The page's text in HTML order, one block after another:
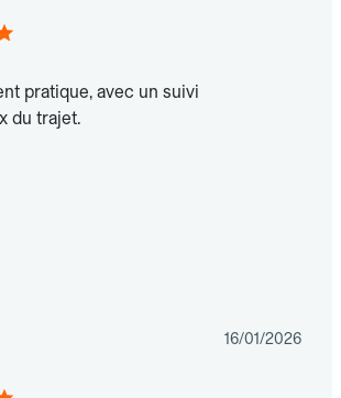
pratique, avec un suivi
du trajet.
16/01/2026